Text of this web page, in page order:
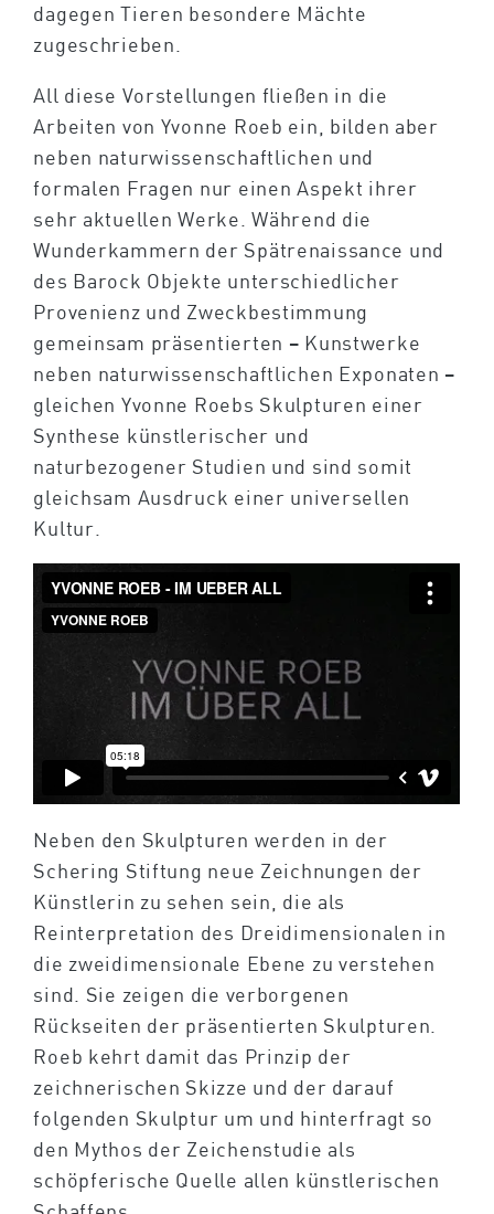
dagegen Tieren besondere Mächte
zugeschrieben.
All diese Vorstellungen fließen in die
Arbeiten von Yvonne Roeb ein, bilden aber
neben naturwissenschaftlichen und
formalen Fragen nur einen Aspekt ihrer
sehr aktuellen Werke. Während die
Wunderkammern der Spätrenaissance und
des Barock Objekte unterschiedlicher
Provenienz und Zweckbestimmung
gemeinsam präsentierten – Kunstwerke
neben naturwissenschaftlichen Exponaten –
gleichen Yvonne Roebs Skulpturen einer
Synthese künstlerischer und
naturbezogener Studien und sind somit
gleichsam Ausdruck einer universellen
Kultur.
Neben den Skulpturen werden in der
Schering Stiftung neue Zeichnungen der
Künstlerin zu sehen sein, die als
Reinterpretation des Dreidimensionalen in
die zweidimensionale Ebene zu verstehen
sind. Sie zeigen die verborgenen
Rückseiten der präsentierten Skulpturen.
Roeb kehrt damit das Prinzip der
zeichnerischen Skizze und der darauf
folgenden Skulptur um und hinterfragt so
den Mythos der Zeichenstudie als
schöpferische Quelle allen künstlerischen